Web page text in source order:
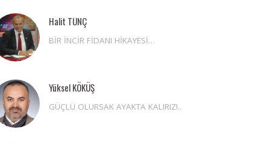
Halit TUNÇ
BİR İNCİR FİDANI HİKAYESİ…
Yüksel KÖKÜŞ
GÜÇLÜ OLURSAK AYAKTA KALIRIZ!..